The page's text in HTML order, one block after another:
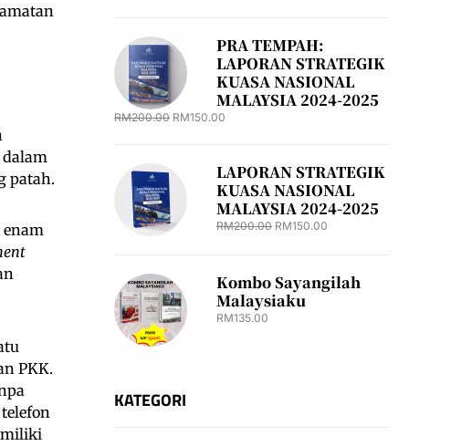
dalam
patah.
PKK.
PRA TEMPAH:
LAPORAN STRATEGIK
KUASA NASIONAL
MALAYSIA 2024-2025
RM200.00 RM150.00
LAPORAN STRATEGIK
KUASA NASIONAL
MALAYSIA 2024-2025
RM200.00 RM150.00
Kombo Sayangilah
Malaysiaku
RM135.00
KATEGORI